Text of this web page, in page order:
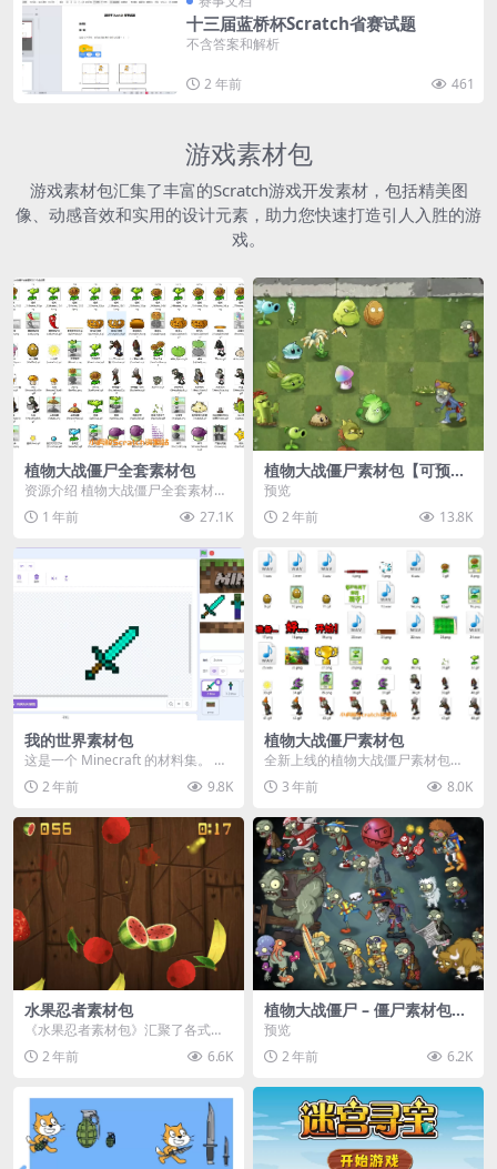
十三届蓝桥杯Scratch省赛试题
不含答案和解析
2 年前 461
游戏素材包
游戏素材包汇集了丰富的Scratch游戏开发素材，包括精美图
像、动感音效和实用的设计元素，助力您快速打造引人入胜的游
戏。
植物大战僵尸全套素材包
资源介绍 植物大战僵尸全套素材
包，包含227个丰富多样的素材，
涵盖角色、背景、动...
1 年前 27.1K
植物大战僵尸素材包【可预
览】
预览
2 年前
13.8K
我的世界素材包
这是一个 Minecraft 的材料集。 操
作方法如下： 工具 → 右箭头 怪物...
2 年前 9.8K
植物大战僵尸素材包
全新上线的植物大战僵尸素材包，
内含48个精选资源，涵盖角色、场
景、音效等多样内容...
3 年前 8.0K
水果忍者素材包
《水果忍者素材包》汇聚了各式鲜
美诱人的水果图像与清脆悦耳的切
割音效，专为追求极致...
2 年前 6.6K
植物大战僵尸 – 僵尸素材包
【可预览】
预览
2 年前
6.2K